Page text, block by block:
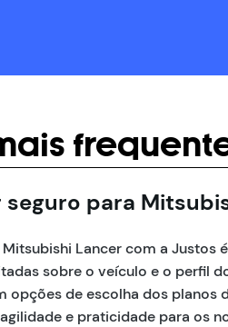
para
Lancer com a Justos
sobre o veículo e o perfil
opções de escolha dos planos
e praticidade para os